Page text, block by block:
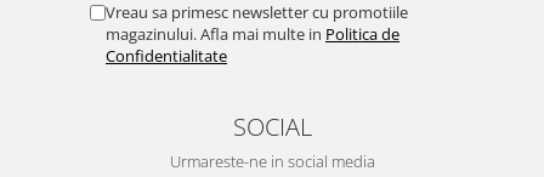
Vreau sa primesc newsletter cu promotiile
magazinului. Afla mai multe in Politica de
Confidentialitate
SOCIAL
Urmareste-ne in social media